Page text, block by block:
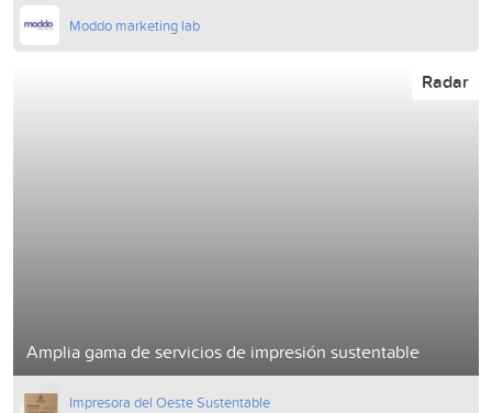
Moddo marketing lab
Amplia gama de servicios de impresión sustentable
Radar
Impresora del Oeste Sustentable